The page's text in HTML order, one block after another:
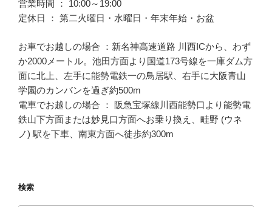
営業時間 ： 10:00～19:00
定休日 ： 第二火曜日・水曜日・年末年始・お盆
お車でお越しの場合 ：新名神高速道路 川西ICから、わず
か2000メートル。池田方面より国道173号線を一庫ダム方
面に北上、左手に能勢電鉄一の鳥居駅、右手に大阪青山
学園のカンバンを過ぎ約500m
電車でお越しの場合 ： 阪急宝塚線川西能勢口より能勢電
鉄山下方面または妙見口方面へお乗り換え、畦野 (ウネ
ノ) 駅を下車、南東方面へ徒歩約300m
検索